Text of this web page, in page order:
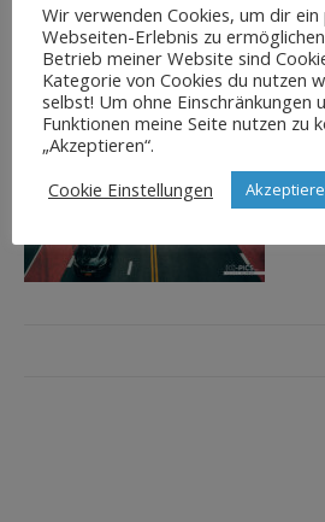
Wir verwenden Cookies, um dir
Webseiten-Erlebnis zu
Betrieb meiner Website sind
Kategorie von Cookies du nutzen
selbst! Um ohne Einschränkungen
Funktionen meine Seite nutzen zu
„Akzeptieren“.
Cookie Einstellungen